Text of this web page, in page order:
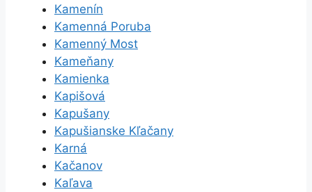
Kamenín
Kamenná Poruba
Kamenný Most
Kameňany
Kamienka
Kapišová
Kapušany
Kapušianske Kľačany
Karná
Kačanov
Kaľava